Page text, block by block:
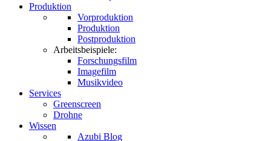
Produktion
Vorproduktion
Produktion
Postproduktion
Arbeitsbeispiele:
Forschungsfilm
Imagefilm
Musikvideo
Services
Greenscreen
Drohne
Wissen
Azubi Blog